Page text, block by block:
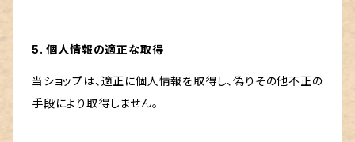
5. 個人情報の適正な取得
当ショップは、適正に個人情報を取得し、偽りその他不正の
手段により取得しません。